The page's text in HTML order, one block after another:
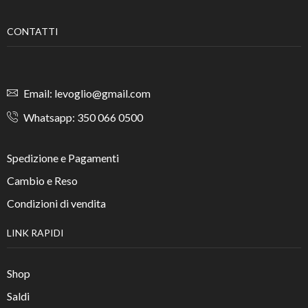
CONTATTI
Email: levoglio@gmail.com
Whatsapp: 350 066 0500
Spedizione e Pagamenti
Cambio e Reso
Condizioni di vendita
LINK RAPIDI
Shop
Saldi